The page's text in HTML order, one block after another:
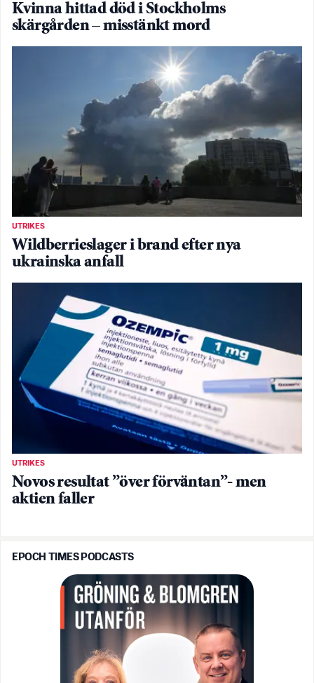
Kvinna hittad död i Stockholms
skärgården – misstänkt mord
UTRIKES
Wildberrieslager i brand efter nya
ukrainska anfall
UTRIKES
Novos resultat ”över förväntan”- men
aktien faller
EPOCH TIMES PODCASTS